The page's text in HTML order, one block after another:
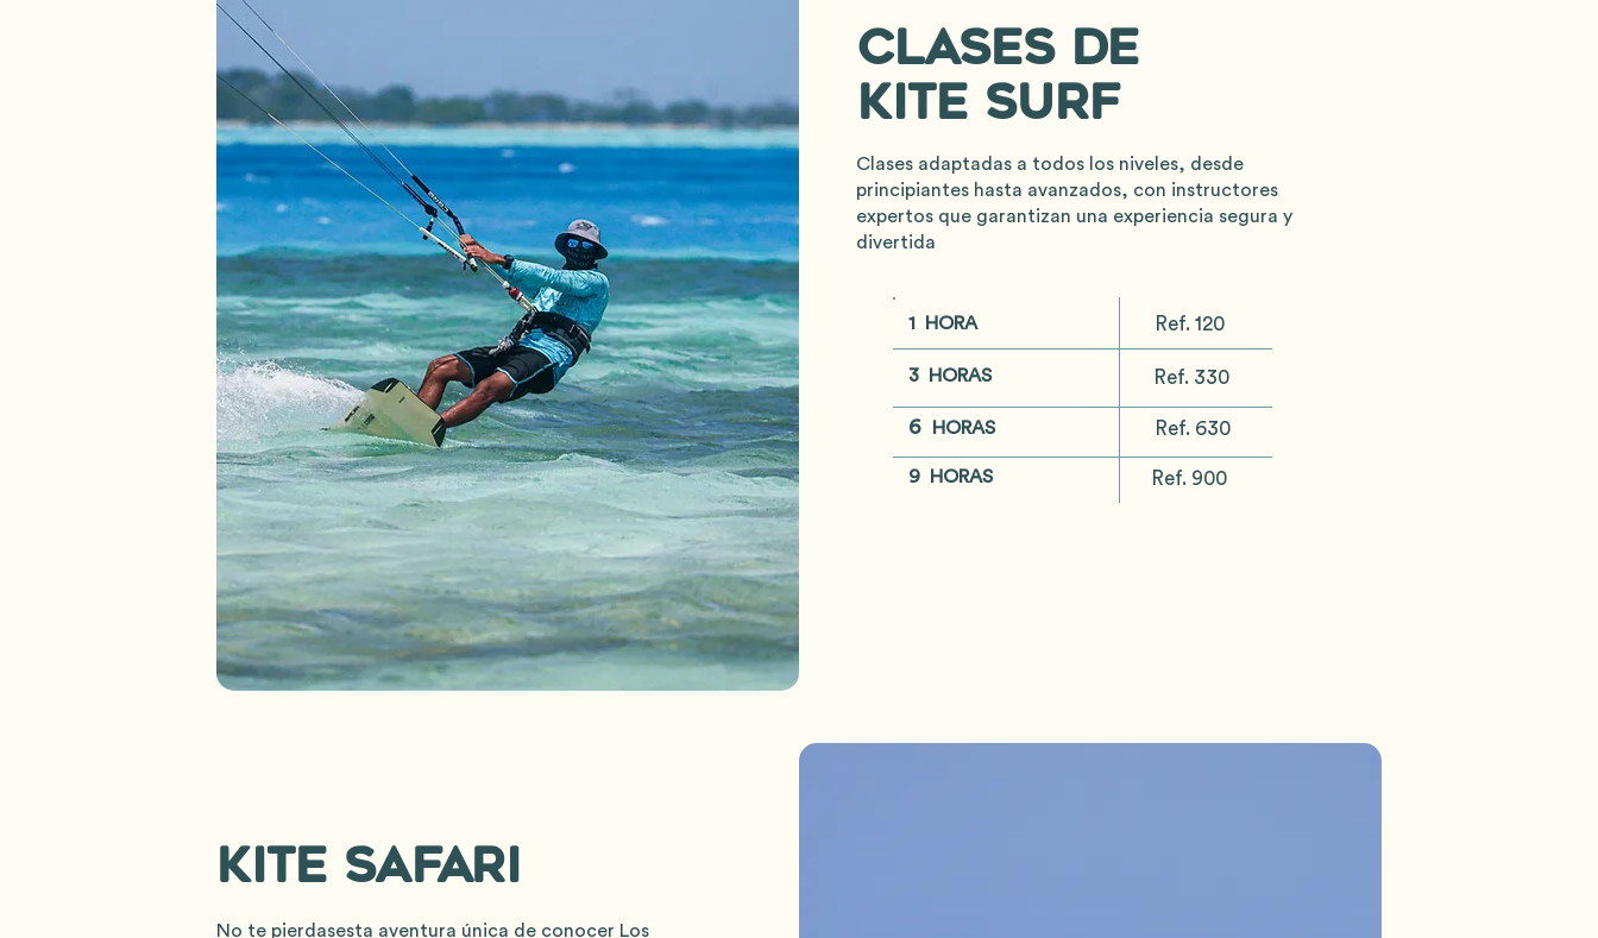
clases de
kite surf
Clases adaptadas a todos los niveles, desde
principiantes hasta avanzados, con instructores
expertos que garantizan una experiencia segura y
divertida
1 HORA Ref. 120
3 HORAS Ref. 330
6 HORAS Ref. 630
9 HORAS Ref. 900
kite safari
No te pierdasesta aventura única de conocer Los